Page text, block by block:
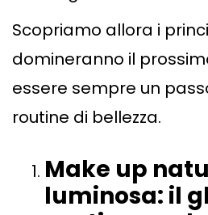
Scopriamo allora i
domineranno il
essere sempre un
routine di bellezza.
Make up
luminosa: il